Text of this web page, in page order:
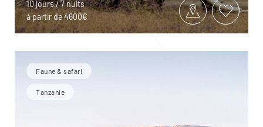
10 jours / 7 nuits
à partir de 4600€
Faune & safari
Tanzanie